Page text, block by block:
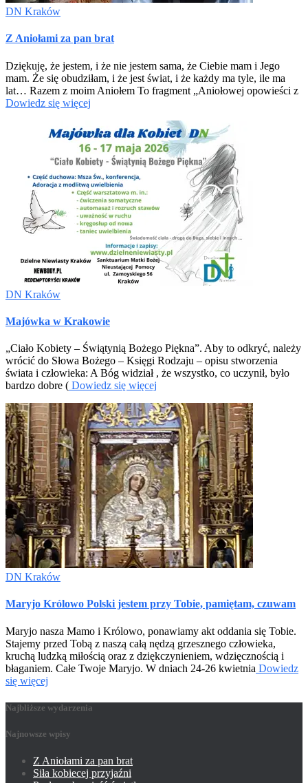
DN Kraków
Z Aniołami za pan brat
Dziękuję, że jestem, i że nie jestem sama, że Ciebie mam i Jego
mam. Że się obudziłam, i że jest świat, i że każdy ma tyle, ile ma
lat… Razem z moim Aniołem To fragment „Aniołowej opowieści z
Dowiedz się więcej
DN Kraków
Majówka w Krakowie
„Ciało Kobiety – Świątynią Bożego Piękna”. Aby to odkryć, należy
wrócić do Słowa Bożego – Księgi Rodzaju – opisu stworzenia
świata i człowieka: A Bóg widział , że wszystko, co uczynił, było
bardzo dobre ( Dowiedz się więcej
DN Kraków
Maryjo Królowo Polski jestem przy Tobie, pamiętam, czuwam
Maryjo nasza Mamo i Królowo, ponawiamy akt oddania się Tobie.
Stajemy przed Tobą z naszą całą nędzą grzesznego człowieka,
kruchą ludzką miłością oraz z dziękczynieniem, wdzięcznością i
błaganiem. Całe Twoje Maryjo. W dniach 24-26 kwietnia Dowiedz
się więcej
Najbliższe wydarzenia
Najnowsze wpisy
Z Aniołami za pan brat
Siła kobiecej przyjaźni